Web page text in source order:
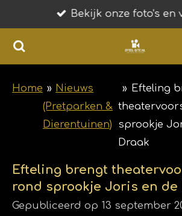
direct
naar
de
hoofdinhoud
Bekijk onze foto's en
Home » Nieuws
(Pretparken &
Dierentuinen)
» Efteling
sprookje
Draak
Efteling brengt
rond sprookje Joris en de
Gepubliceerd op 13 september